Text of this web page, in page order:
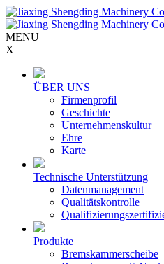
MENU
X
ÜBER UNS
Firmenprofil
Geschichte
Unternehmenskultur
Ehre
Karte
Technische Unterstützung
Datenmanagement
Qualitätskontrolle
Produkte
Bremskammerscheibe